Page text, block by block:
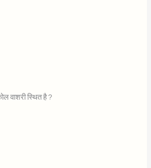
वाशरी स्थित है ?